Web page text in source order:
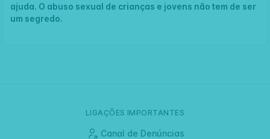
ajuda. O abuso sexual de crianças e jovens não tem de ser
um segredo.
LIGAÇÕES IMPORTANTES
Canal de Denúncias